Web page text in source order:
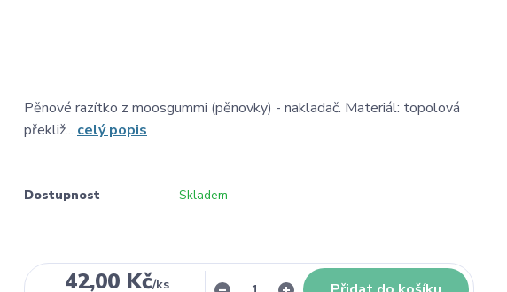
Pěnové razítko z moosgummi (pěnovky) - nakladač. Materiál: topolová
překliž... celý popis
Dostupnost Skladem
42,00 Kč/ks